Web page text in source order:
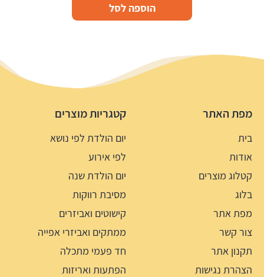
הוספה לסל
מפת האתר
בית
אודות
קטלוג מוצרים
בלוג
מפת אתר
צור קשר
תקנון אתר
הצהרת נגישות
קטגריות מוצרים
יום הולדת לפי נושא
לפי אירוע
יום הולדת שנה
מסיבת רווקות
קישוטים ואביזרים
ממתקים ואביזרי אפייה
חד פעמי מתכלה
הפתעות ואריזות